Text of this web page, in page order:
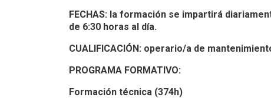
FECHAS: la formación se impartirá
de 6:30 horas al día.
CUALIFICACIÓN: operario/a de
PROGRAMA FORMATIVO:
Formación técnica (374h)